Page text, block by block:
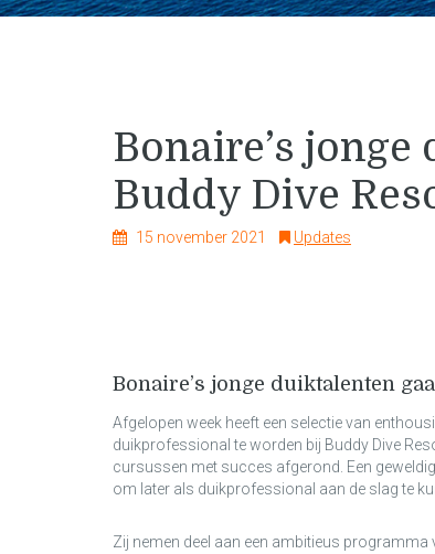
Bonaire’s
Buddy Dive
15 november 2021 Updates
Bonaire’s jonge duiktalenten
Afgelopen week heeft een selectie van
duikprofessional te worden bij Buddy Dive
cursussen met succes afgerond. Een
om later als duikprofessional aan de slag te
Zij nemen deel aan een ambitieus